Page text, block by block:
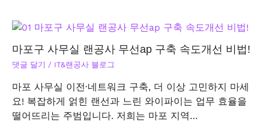
마포구 사무실 랜공사 무선ap 구축 속도개선 비법!
댓글 달기 / IT&랜공사 블로그
마포 사무실 이전·네트워크 구축, 더 이상 고민하지 마세
요! 복잡하게 얽힌 랜선과 느린 와이파이는 업무 효율을
떨어뜨리는 주범입니다. 저희는 마포 지역…